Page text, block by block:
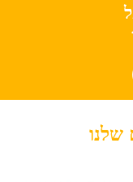
שלנו